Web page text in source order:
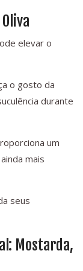
elevar o
o gosto da
durante
um
mais
seus
Mostarda,